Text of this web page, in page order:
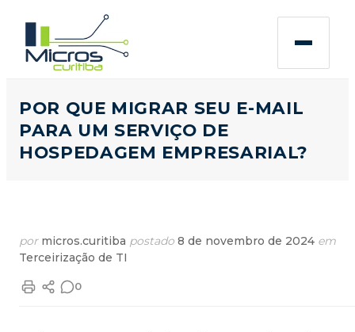
POR QUE MIGRAR SEU E-MAIL
PARA UM SERVIÇO DE
HOSPEDAGEM EMPRESARIAL?
por micros.curitiba postado 8 de novembro de 2024 em
Terceirização de TI
0